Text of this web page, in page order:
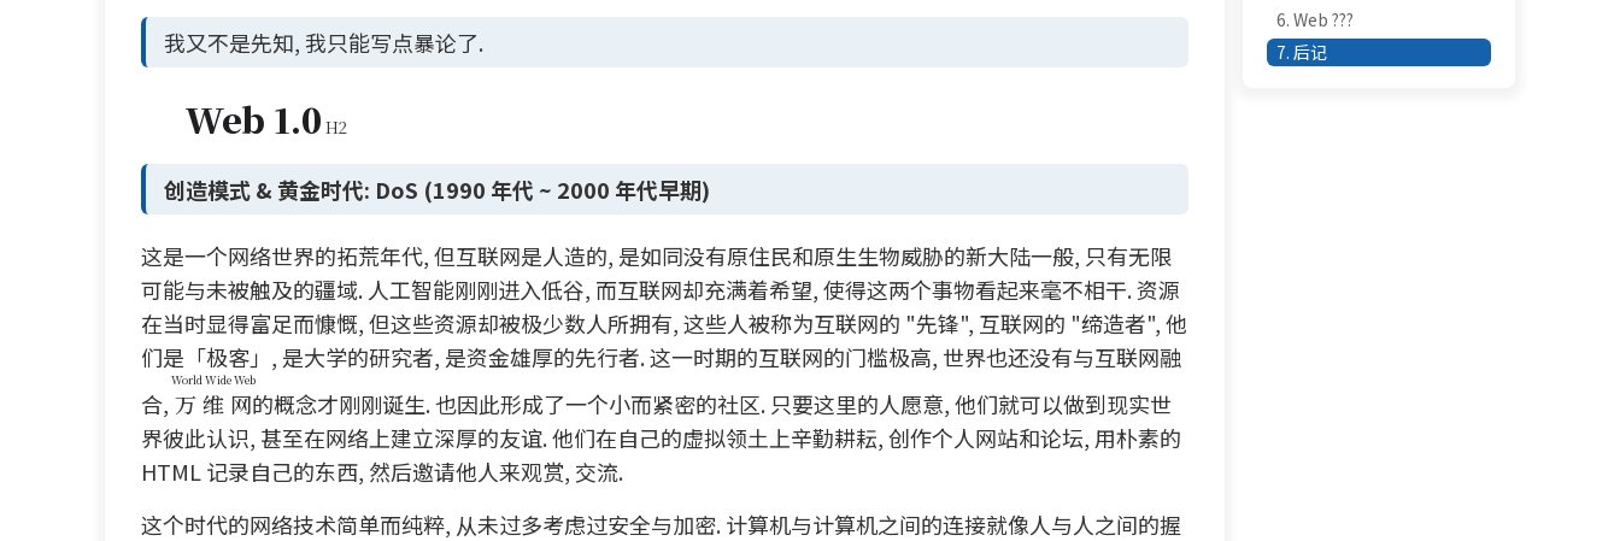
我又不是先知, 我只能写点暴论了.
Web 1.0
创造模式 & 黄金时代: DoS (1990 年代 ~ 2000 年代早期)
这是一个网络世界的拓荒年代, 但互联网是人造的, 是如同没有原住民和原生生物威胁的新大陆一般, 只有无限
可能与未被触及的疆域. 人工智能刚刚进入低谷, 而互联网却充满着希望, 使得这两个事物看起来毫不相干. 资源
在当时显得富足而慷慨, 但这些资源却被极少数人所拥有, 这些人被称为互联网的 "先锋", 互联网的 "缔造者", 他
们是「极客」, 是大学的研究者, 是资金雄厚的先行者. 这一时期的互联网的门槛极高, 世界也还没有与互联网融
合, 万维网
World Wide Web
的概念才刚刚诞生. 也因此形成了一个小而紧密的社区. 只要这里的人愿意, 他们就可以做到现实世
界彼此认识, 甚至在网络上建立深厚的友谊. 他们在自己的虚拟领土上辛勤耕耘, 创作个人网站和论坛, 用朴素的
HTML 记录自己的东西, 然后邀请他人来观赏, 交流.
这个时代的网络技术简单而纯粹, 从未过多考虑过安全与加密. 计算机与计算机之间的连接就像人与人之间的握
6. Web ???
7. 后记